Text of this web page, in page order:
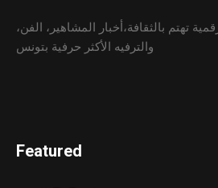
تهتم بالثقافة،أخبار المشاهير، الفن،
والترفيه الأكثر حرفية بتونس
Featured